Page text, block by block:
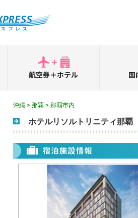
航空券＋ホテル 国
沖縄 > 那覇 > 那覇市内
ホテルリソルトリニティ那覇